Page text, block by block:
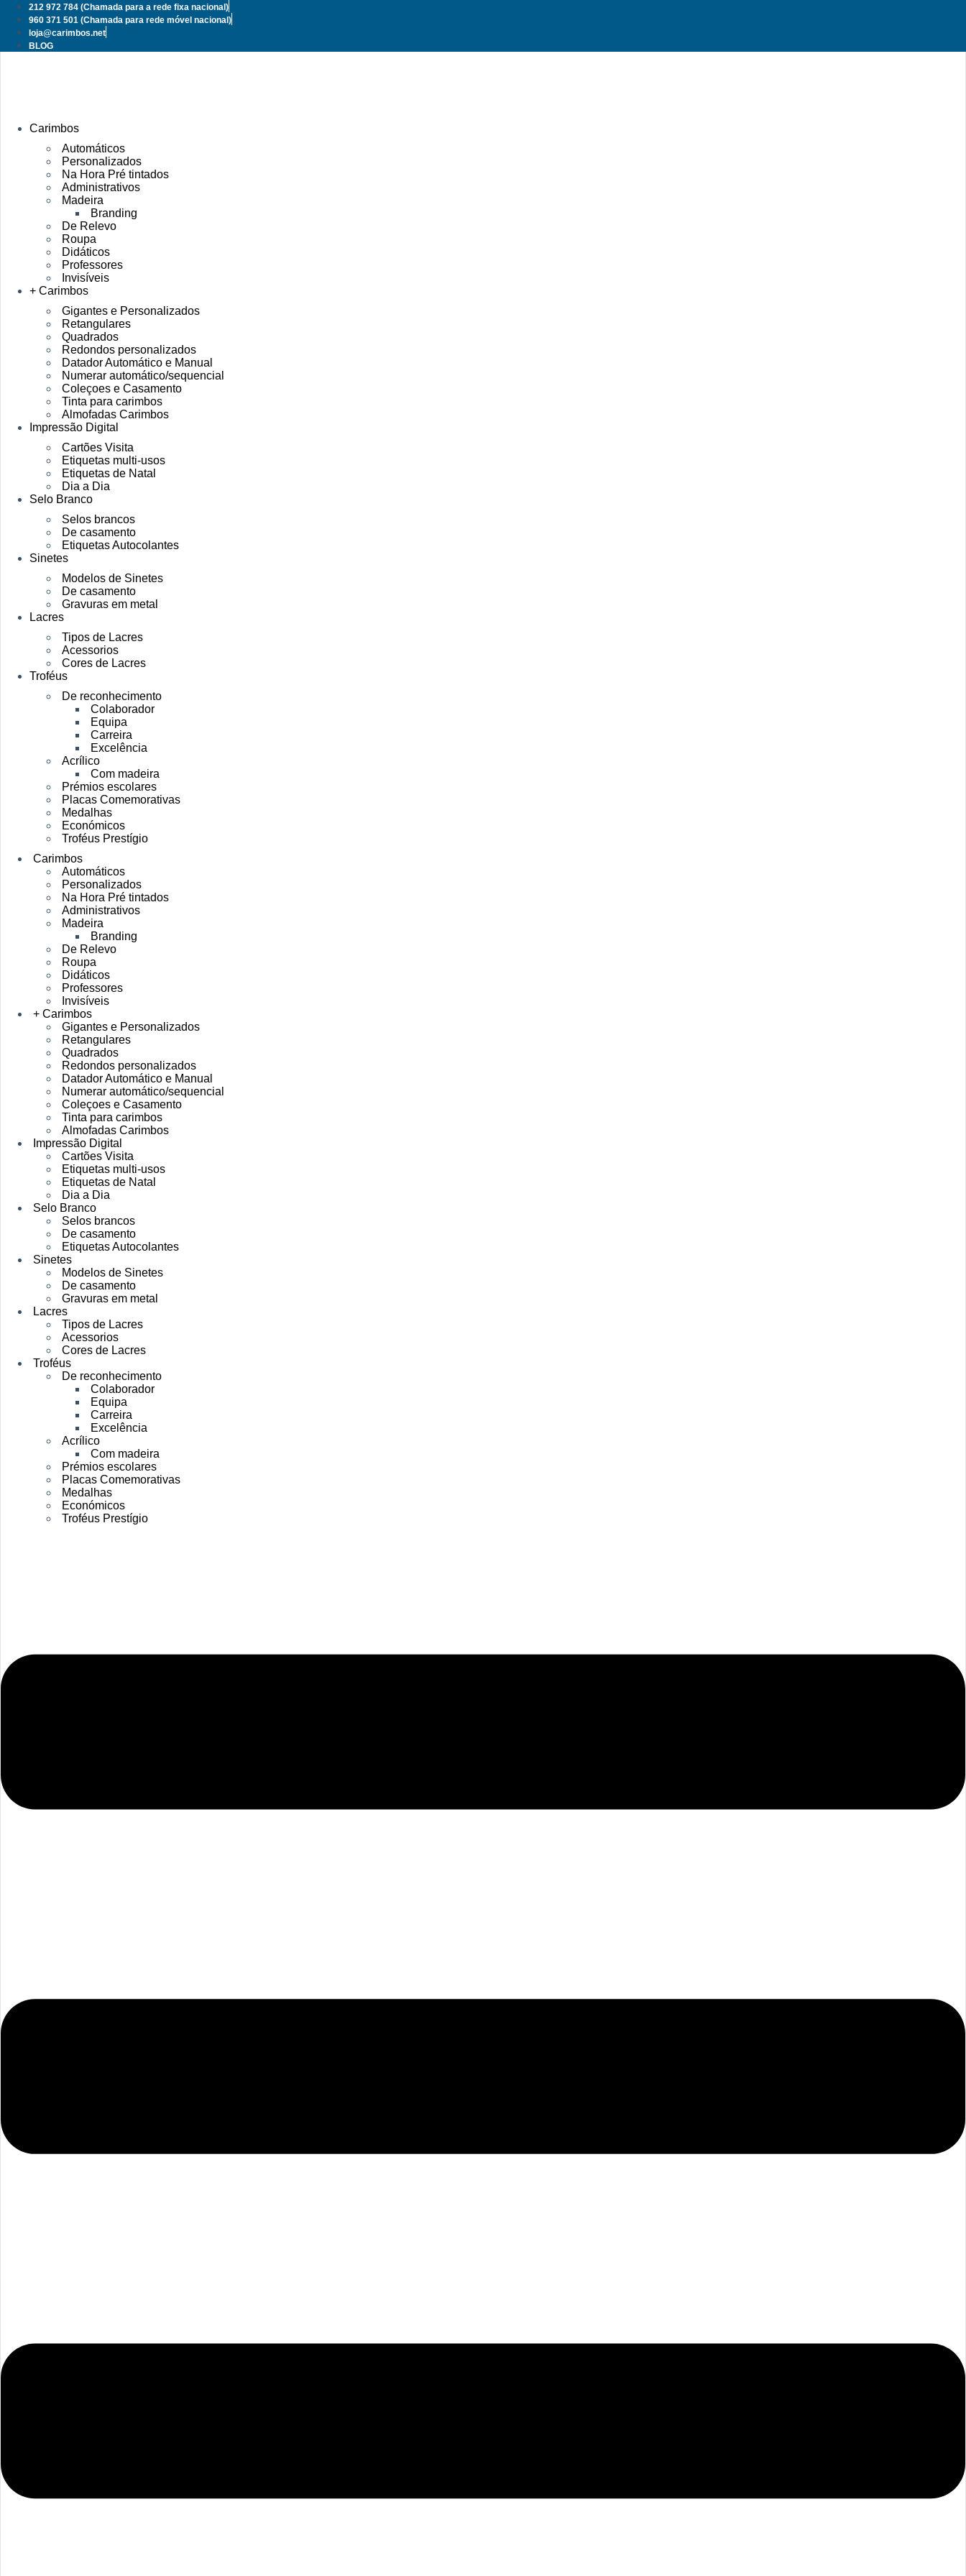
Pular
para
conteúdo
212 972 784 (Chamada para a rede fixa nacional)
960 371 501 (Chamada para rede móvel nacional)
loja@carimbos.net
BLOG
Carimbos
Automáticos
Personalizados
Na Hora Pré tintados
Administrativos
Madeira
Branding
De Relevo
Roupa
Didáticos
Professores
Invisíveis
+ Carimbos
Gigantes e Personalizados
Retangulares
Quadrados
Redondos personalizados
Datador Automático e Manual
Numerar automático/sequencial
Coleçoes e Casamento
Tinta para carimbos
Almofadas Carimbos
Impressão Digital
Cartões Visita
Etiquetas multi-usos
Etiquetas de Natal
Dia a Dia
Selo Branco
Selos brancos
De casamento
Etiquetas Autocolantes
Sinetes
Modelos de Sinetes
De casamento
Gravuras em metal
Lacres
Tipos de Lacres
Acessorios
Cores de Lacres
Troféus
De reconhecimento
Colaborador
Equipa
Carreira
Excelência
Acrílico
Com madeira
Prémios escolares
Placas Comemorativas
Medalhas
Económicos
Troféus Prestígio
Carimbos
Automáticos
Personalizados
Na Hora Pré tintados
Administrativos
Madeira
Branding
De Relevo
Roupa
Didáticos
Professores
Invisíveis
+ Carimbos
Gigantes e Personalizados
Retangulares
Quadrados
Redondos personalizados
Datador Automático e Manual
Numerar automático/sequencial
Coleçoes e Casamento
Tinta para carimbos
Almofadas Carimbos
Impressão Digital
Cartões Visita
Etiquetas multi-usos
Etiquetas de Natal
Dia a Dia
Selo Branco
Selos brancos
De casamento
Etiquetas Autocolantes
Sinetes
Modelos de Sinetes
De casamento
Gravuras em metal
Lacres
Tipos de Lacres
Acessorios
Cores de Lacres
Troféus
De reconhecimento
Colaborador
Equipa
Carreira
Excelência
Acrílico
Com madeira
Prémios escolares
Placas Comemorativas
Medalhas
Económicos
Troféus Prestígio